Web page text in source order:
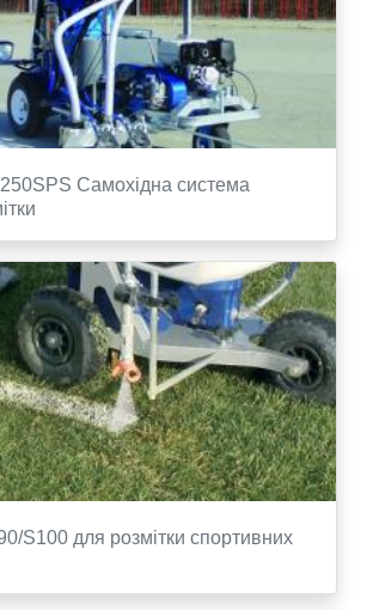
Самохідна система
S100 для розмітки спортивних